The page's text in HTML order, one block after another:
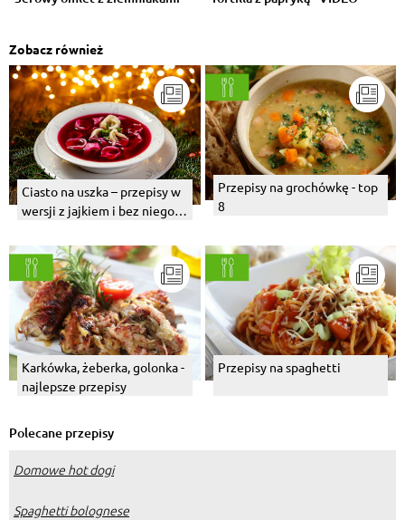
Zobacz również
Ciasto na uszka – przepisy w
wersji z jajkiem i bez niego.
Przepisy na grochówkę - top
8
Karkówka, żeberka, golonka -
najlepsze przepisy
Przepisy na spaghetti
Polecane przepisy
Domowe hot dogi
Spaghetti bolognese